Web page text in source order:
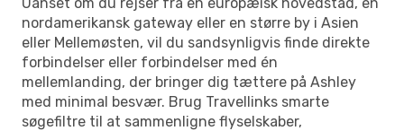
nordamerikansk gateway eller en større by i Asien
eller Mellemøsten, vil du sandsynligvis finde direkte
forbindelser eller forbindelser med én
mellemlanding, der bringer dig tættere på Ashley
med minimal besvær. Brug Travellinks smarte
søgefiltre til at sammenligne flyselskaber,